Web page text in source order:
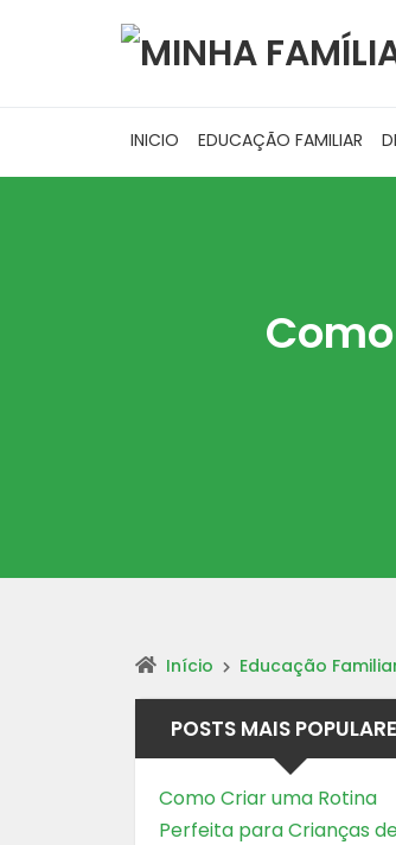
INICIO EDUCAÇÃO FAMILIAR
Início Educação
POSTS MAIS
Como Criar uma Rotina
Perfeita para Crianças